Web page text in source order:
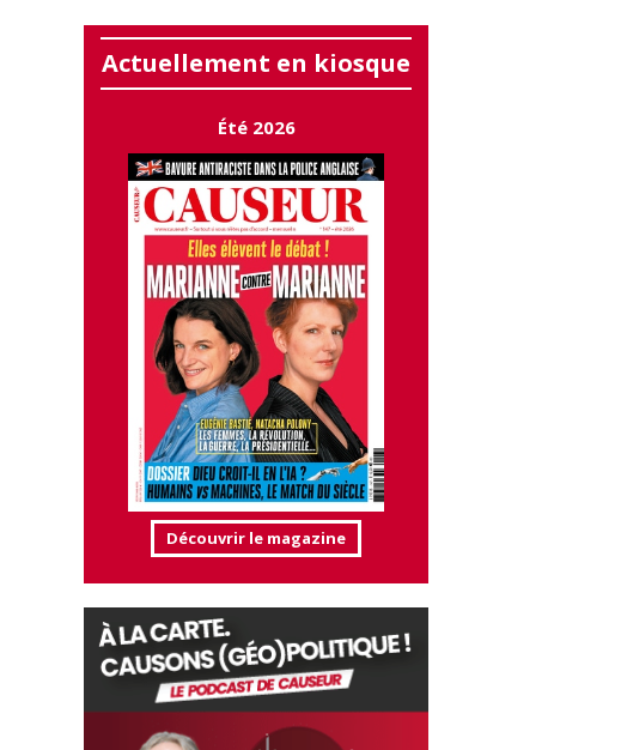
Actuellement en kiosque
Été 2026
Découvrir le magazine